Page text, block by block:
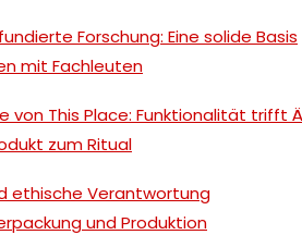
Forschung: Eine solide Basis
mit Fachleuten
von This Place: Funktionalität trifft
zum Ritual
ethische Verantwortung
und Produktion